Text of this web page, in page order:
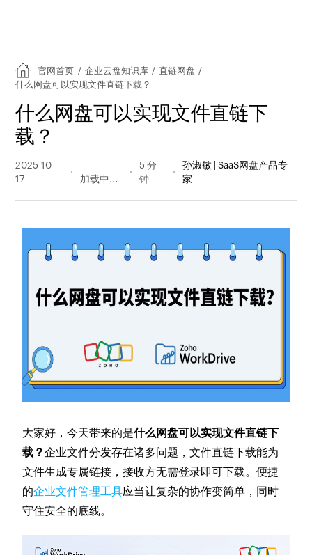
官网首页 / 企业云盘知识库 / 直链网盘 /
什么网盘可以实现文件直链下载？
什么网盘可以实现文件直链下
载？
2025-10-
17
量
5 分
钟
孙淑敏 | SaaS网盘产品专
家
大家好，今天带来的是什么网盘可以实现文件直链下
载？企业文件分发存在诸多问题，文件直链下载能为
文件生成专属链接，接收方无需登录即可下载。便捷
的企业文件管理工具应当让复杂的协作变简单，同时
守住安全的底线。